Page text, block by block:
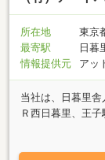
所在地
東京
最寄駅
日暮
情報提供元
アッ
当社は、日暮里
Ｒ西日暮里、王
おります。 「売